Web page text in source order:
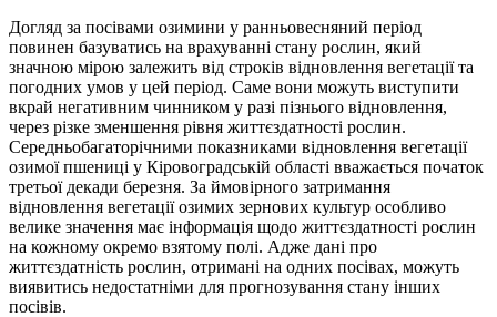
Догляд за посівами озимини у ранньовесняний період
повинен базуватись на врахуванні стану рослин, який
значною мірою залежить від строків відновлення вегетації та
погодних умов у цей період. Саме вони можуть виступити
вкрай негативним чинником у разі пізнього відновлення,
через різке зменшення рівня життєздатності рослин.
Середньобагаторічними показниками відновлення вегетації
озимої пшениці у Кіровоградській області вважається початок
третьої декади березня. За ймовірного затримання
відновлення вегетації озимих зернових культур особливо
велике значення має інформація щодо життєздатності рослин
на кожному окремо взятому полі. Адже дані про
життєздатність рослин, отримані на одних посівах, можуть
виявитись недостатніми для прогнозування стану інших
посівів.